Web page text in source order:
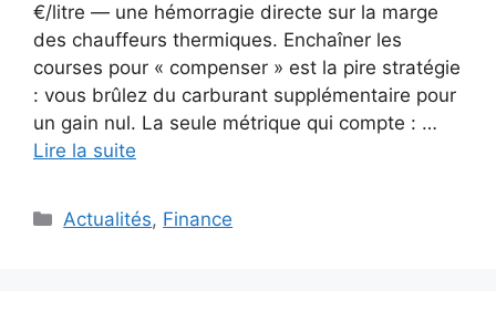
€/litre — une hémorragie directe sur la marge
des chauffeurs thermiques. Enchaîner les
courses pour « compenser » est la pire stratégie
: vous brûlez du carburant supplémentaire pour
un gain nul. La seule métrique qui compte : …
Lire la suite
Catégories
Actualités, Finance